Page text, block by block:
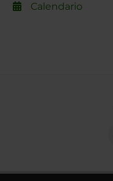
Calendario